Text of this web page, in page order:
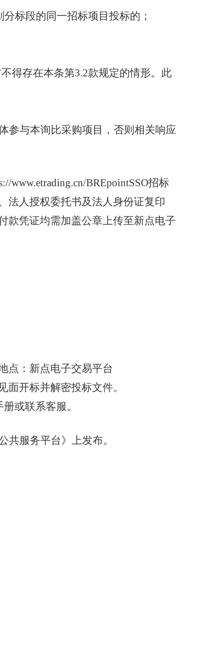
标段的同一招标项目投标的；
得存在本条第3.2款规定的情形。此
参与本询比采购项目，否则相关响应
www.etrading.cn/BREpointSSO招标
法人授权委托书及法人身份证复印
款凭证均需加盖公章上传至新点电子
点：新点电子交易平台
面开标并解密投标文件。
或联系客服。
共服务平台》 上发布。